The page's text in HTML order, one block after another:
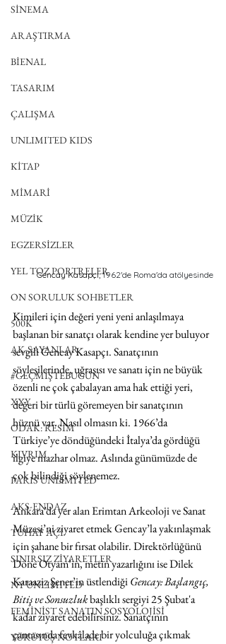
SİNEMA
ARAŞTIRMA
BİENAL
TASARIM
ÇALIŞMA
UNLIMITED KIDS
KİTAP
MİMARİ
MÜZİK
EGZERSİZLER
YEL TOZ PORTRELER
ON SORULUK SOHBETLER
500K
AK-SAYANLAR
#GEÇMİŞTEBUGÜN
XXY
ODAK: RESİM
KIVRIM
PARIS UNLIMITED
AKS-ENDAZ
TUHAF AÇI
SINIRSIZ ZİYARETLER
NY UNLIMITED
FEMİNİST SANATIN SOSYOLOJİSİ
YÜRÜYÜŞ NOTLARI
Gencay Kasapçı, 1962'de Roma'da atölyesinde
Kimileri için değeri yeni yeni anlaşılmaya
başlanan bir sanatçı olarak kendine yer buluyor
sevgili Gencay Kasapçı. Sanatçının
söyleşilerinde, uğraşısı ve sanatı için ne büyük
özenli ne çok çabalayan ama hak ettiği yeri,
değeri bir türlü göremeyen bir sanatçının
hüznü var. Nasıl olmasın ki. 1966’da
Türkiye’ye döndüğündeki İtalya’da gördüğü
ilgiye mazhar olmaz. Aslında günümüzde de
çok bilindiği söylenemez.
Ankara’da yer alan Erimtan Arkeoloji ve Sanat
Müzesi’ni ziyaret etmek Gencay’la yakınlaşmak
için şahane bir fırsat olabilir. Direktörlüğünü
Döne Otyam’ın, metin yazarlığını ise Dilek
Karaaziz Şener’in üstlendiği Gencay: Başlangıç,
Bitiş ve Sonsuzluk başlıklı sergiyi 25 Şubat'a
kadar ziyaret edebilirsiniz. Sanatçının
çantasında fevkâlade bir yolculuğa çıkmak